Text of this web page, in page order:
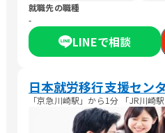
就職先の職種
-
LINEで相談
日本就労移行支援セン
「京急川崎駅」から1分 「JR川崎